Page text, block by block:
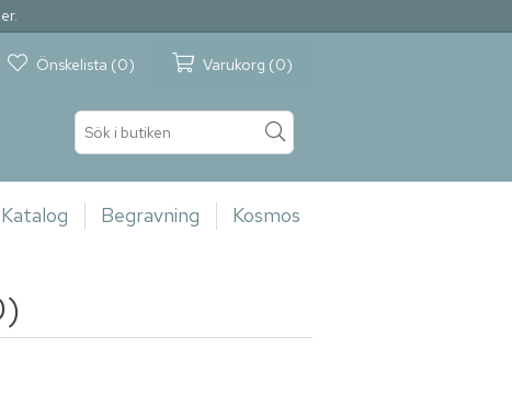
Önskelista (0) Varukorg (0)
Katalog Begravning Kosmos